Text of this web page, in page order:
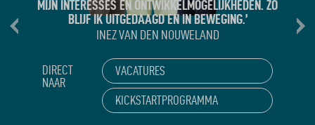
PLEKKEN TE KOMEN EN NIEUWE MENSEN TE ONTMOETEN.
ZO BLIJF IK MIJZELF ONTWIKKELEN.’
WILLEM VAN DEN BERGE
DIRECT
NAAR
VACATURES
KICKSTARTPROGRAMMA